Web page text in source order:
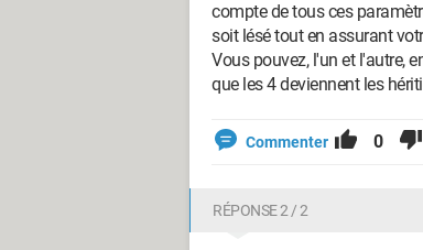
compte de tous ces
soit lésé tout en assurant
Vous pouvez, l'un et l'autre,
que les 4 deviennent les
Commenter 0
RÉPONSE 2 / 2